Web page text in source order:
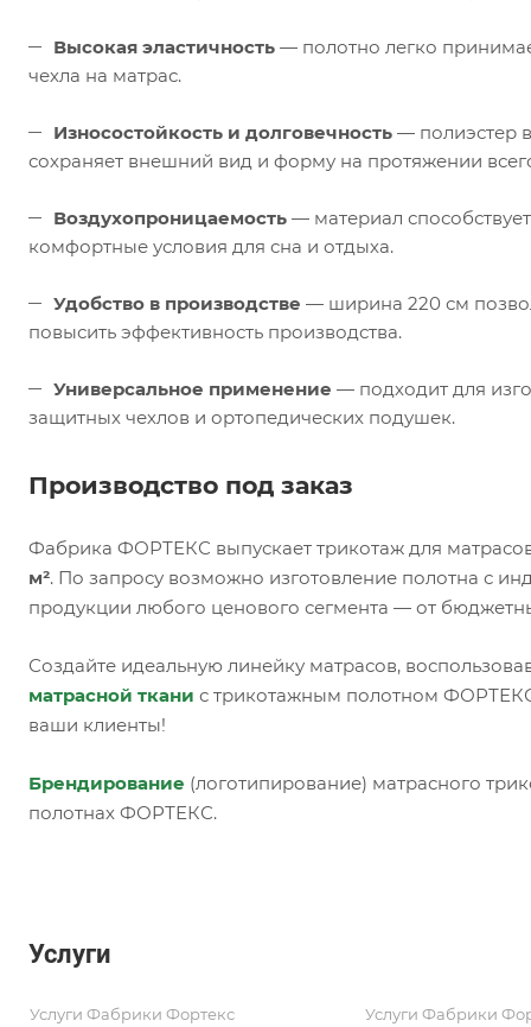
Высокая эластичность — полотно легко
чехла на матрас.
Износостойкость и долговечность — полиэстер
сохраняет внешний вид и форму на протяжении
Воздухопроницаемость — материал
комфортные условия для сна и отдыха.
Удобство в производстве — ширина 220 см
повысить эффективность производства.
Универсальное применение — подходит для
защитных чехлов и ортопедических подушек.
Производство под заказ
Фабрика ФОРТЕКС выпускает трикотаж для
м². По запросу возможно изготовление полотна с
продукции любого ценового сегмента — от
Создайте идеальную линейку матрасов,
матрасной ткани с трикотажным полотном
ваши клиенты!
Брендирование (логотипирование) матрасного
полотнах ФОРТЕКС.
Услуги
Услуги Фабрики Фортекс Услуги Фабрики